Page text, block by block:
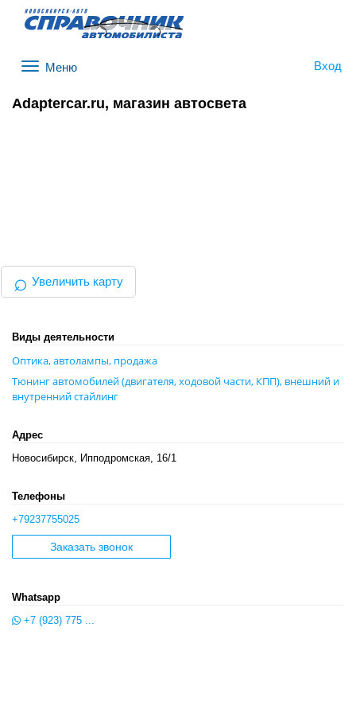
Вход
Adaptercar.ru, магазин автосвета
⌕ Увеличить карту
Виды деятельности
Оптика, автолампы, продажа
Тюнинг автомобилей (двигателя, ходовой части, КПП), внешний и
внутренний стайлинг
Адрес
Новосибирск, Ипподромская, 16/1
Телефоны
+79237755025
Заказать звонок
Whatsapp
+7 (923) 775 ...